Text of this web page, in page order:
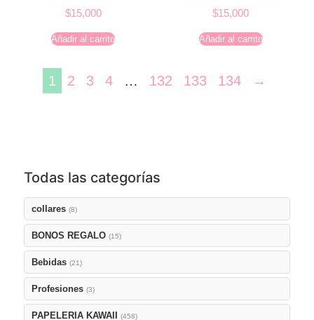
Todas las categorías
collares (8)
BONOS REGALO (15)
Bebidas (21)
Profesiones (3)
PAPELERIA KAWAII (458)
$15,000
Añadir al carrito
$15,000
Añadir al carrito
1 2 3 4 … 132 133 134 →